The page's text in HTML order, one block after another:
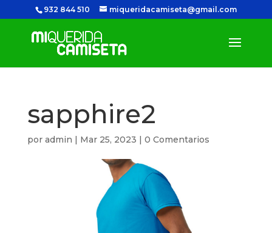
932 844 510 miqueridacamiseta@gmail.com
sapphire2
por admin | Mar 25, 2023 | 0 Comentarios